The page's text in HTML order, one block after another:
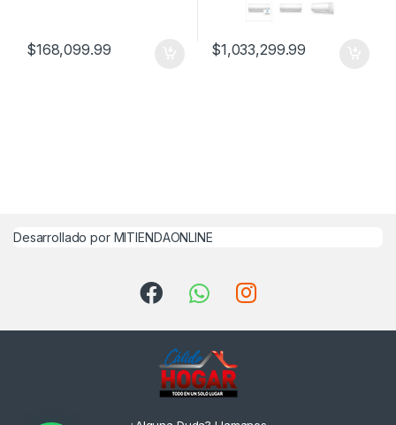
$168,099.99 $1,033,299.99
Desarrollado por MITIENDAONLINE